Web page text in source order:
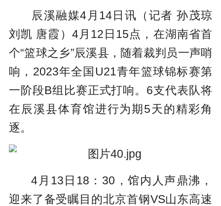
辰溪融媒4月14日讯（记者 孙茂琼
刘凯 唐霞）4月12日15点，在湖南省首
个“篮球之乡”辰溪县，随着裁判员一声哨
响，2023年全国U21青年篮球锦标赛第
一阶段B组比赛正式打响。6支代表队将
在辰溪县体育馆进行为期5天的精彩角
逐。
4月13日18：30，馆内人声鼎沸，
迎来了备受瞩目的北京首钢VS山东高速